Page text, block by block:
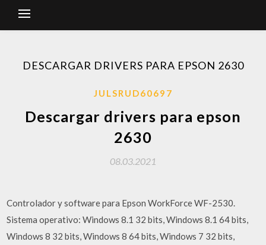
DESCARGAR DRIVERS PARA EPSON 2630
JULSRUD60697
Descargar drivers para epson
2630
08.03.2021
Controlador y software para Epson WorkForce WF-2530.
Sistema operativo: Windows 8.1 32 bits, Windows 8.1 64 bits,
Windows 8 32 bits, Windows 8 64 bits, Windows 7 32 bits,